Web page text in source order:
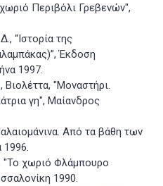
Περιβόλι Γρεβενών",
“Ιστορία της
Έκδοση
1997.
"Μοναστήρι.
γη", Μαίανδρος
Από τα βάθη των
1996.
"Το χωριό Φλάμπουρο
1990.